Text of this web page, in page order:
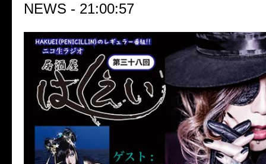
NEWS - 21:00:57